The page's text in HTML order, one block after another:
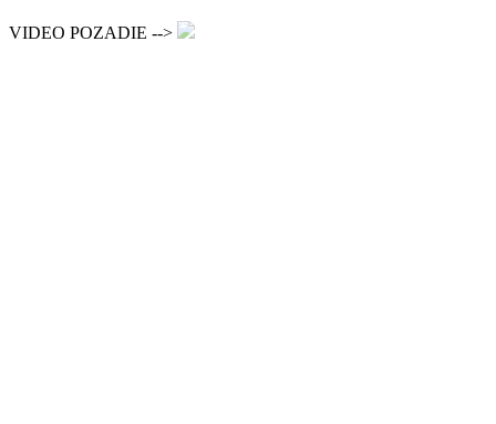
VIDEO POZADIE -->